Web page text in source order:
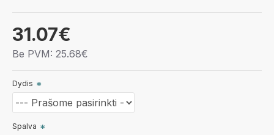
31.07€
Be PVM: 25.68€
Dydis
Spalva